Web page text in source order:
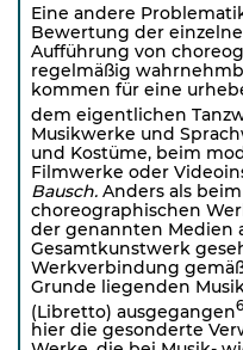
Eine andere
Bewertung der
Aufführung von
regelmäßig
kommen für eine
dem eigentli­chen
Musikwerke und
und Kostüme, beim
Filmwerke oder
Bausch. Anders als
choreographischen
der genannten Medien
Gesamtkunstwerk
Werkverbindung
Grunde liegenden
(Libretto) ausgegangen
hier die gesonderte